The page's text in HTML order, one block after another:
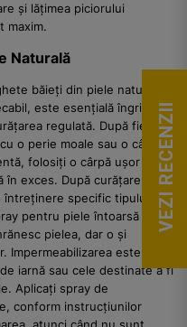
și lățimea piciorului
maxim.
Naturală
băieți din piele naturală
este esențială îngrijirea
regulată. După fiecare
o perie moale sau o cârpă
folosiți o cârpă ușor
în exces. După curățare, este
întreținere specific tipului de
pentru piele întoarsă sau
pielea, dar o și
Impermeabilizarea este un
iarnă sau cele destinate a fi
Aplicați spray de
conform instrucțiunilor
VEZI RECENZII